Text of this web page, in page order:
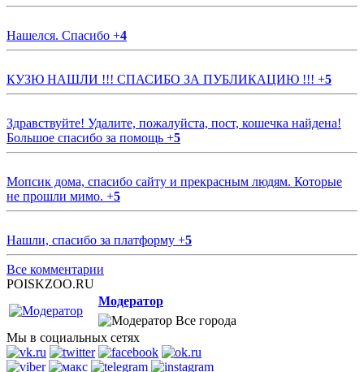
Нашелся. Спасибо +4
КУЗЮ НАШЛИ !!! СПАСИБО ЗА ПУБЛИКАЦИЮ !!! +5
Здравствуйте! Удалите, пожалуйста, пост, кошечка найдена!
Большое спасибо за помощь +5
Мопсик дома, спасибо сайту и прекрасным людям. Которые
не прошли мимо. +5
Нашли, спасибо за платформу +5
Все комментарии
POISKZOO.RU
Модератор
Все города
Мы в социальных сетях